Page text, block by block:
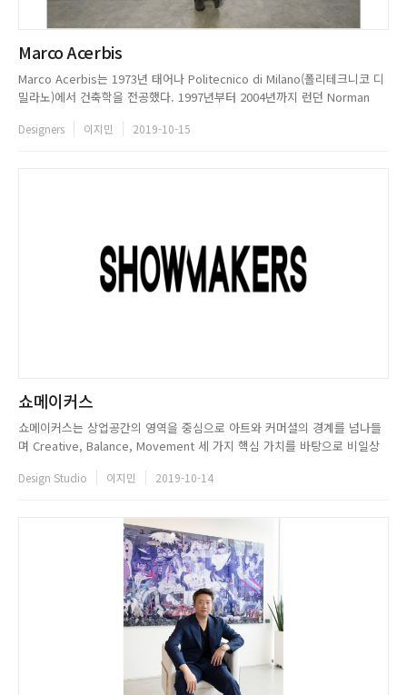
Marco Acerbis
Marco Acerbis는 1973년 태어나 Politecnico di Milano(폴리테크니코 디
밀라노)에서 건축학을 전공했다. 1997년부터 2004년까지 런던 Norman
학 캠퍼스 8층의 의학 연구소 프로젝트 참여를 시작으로 실력을 키워나갔다.
Designers 이지민 2019-10-15
쇼메이커스
쇼메이커스는 상업공간의 영역을 중심으로 아트와 커머셜의 경계를 넘나들
며 Creative, Balance, Movement 세 가지 핵심 가치를 바탕으로 비일상
www.showmakers.co.krCONTACT: 02-6494-0709EMAIL:
Design Studio 이지민 2019-10-14